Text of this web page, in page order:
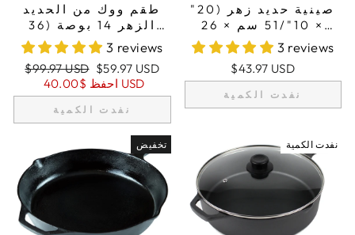
طقم ووك من الحديد
الزهر 14 بوصة (36
سم)، غطاء زجاجي،
حاملان لمقابض من
السيليكون، مكشطة
واحدة
3 reviews
السعر
العادي
$99.97 USD سعر
البيع
$59.97 USD
احفظ $40.00 USD
نفدت الكمية
صينية حديد زهر (20"
× 10"/51 سم × 26
سم)، قابلة للعكس،
مزيج شواية وصينية،
تناسب موقدين على
الموقد
3 reviews
$43.97 USD
نفدت الكمية
تخفيض نفدت الكمية